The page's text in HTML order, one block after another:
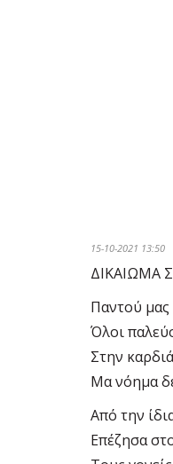
15-10-2021 13:50
ΔΙΚΑΙΩΜΑ
Παντού
Όλοι
Στην
Μα νόημα
Από την
Επέζησα